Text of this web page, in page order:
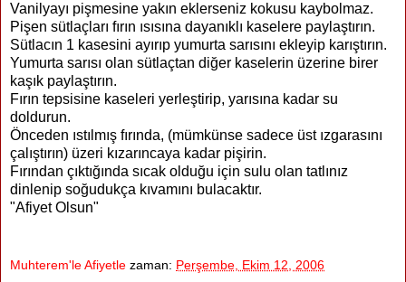
Vanilyayı pişmesine yakın eklerseniz kokusu kaybolmaz.
Pişen sütlaçları fırın ısısına dayanıklı kaselere paylaştırın.
Sütlacın 1 kasesini ayırıp yumurta sarısını ekleyip karıştırın.
Yumurta sarısı olan sütlaçtan diğer kaselerin üzerine birer
kaşık paylaştırın.
Fırın tepsisine kaseleri yerleştirip, yarısına kadar su
doldurun.
Önceden ıstılmış fırında, (mümkünse sadece üst ızgarasını
çalıştırın) üzeri kızarıncaya kadar pişirin.
Fırından çıktığında sıcak olduğu için sulu olan tatlınız
dinlenip soğudukça kıvamını bulacaktır.
"Afiyet Olsun"
Muhterem'le Afiyetle zaman: Perşembe, Ekim 12, 2006